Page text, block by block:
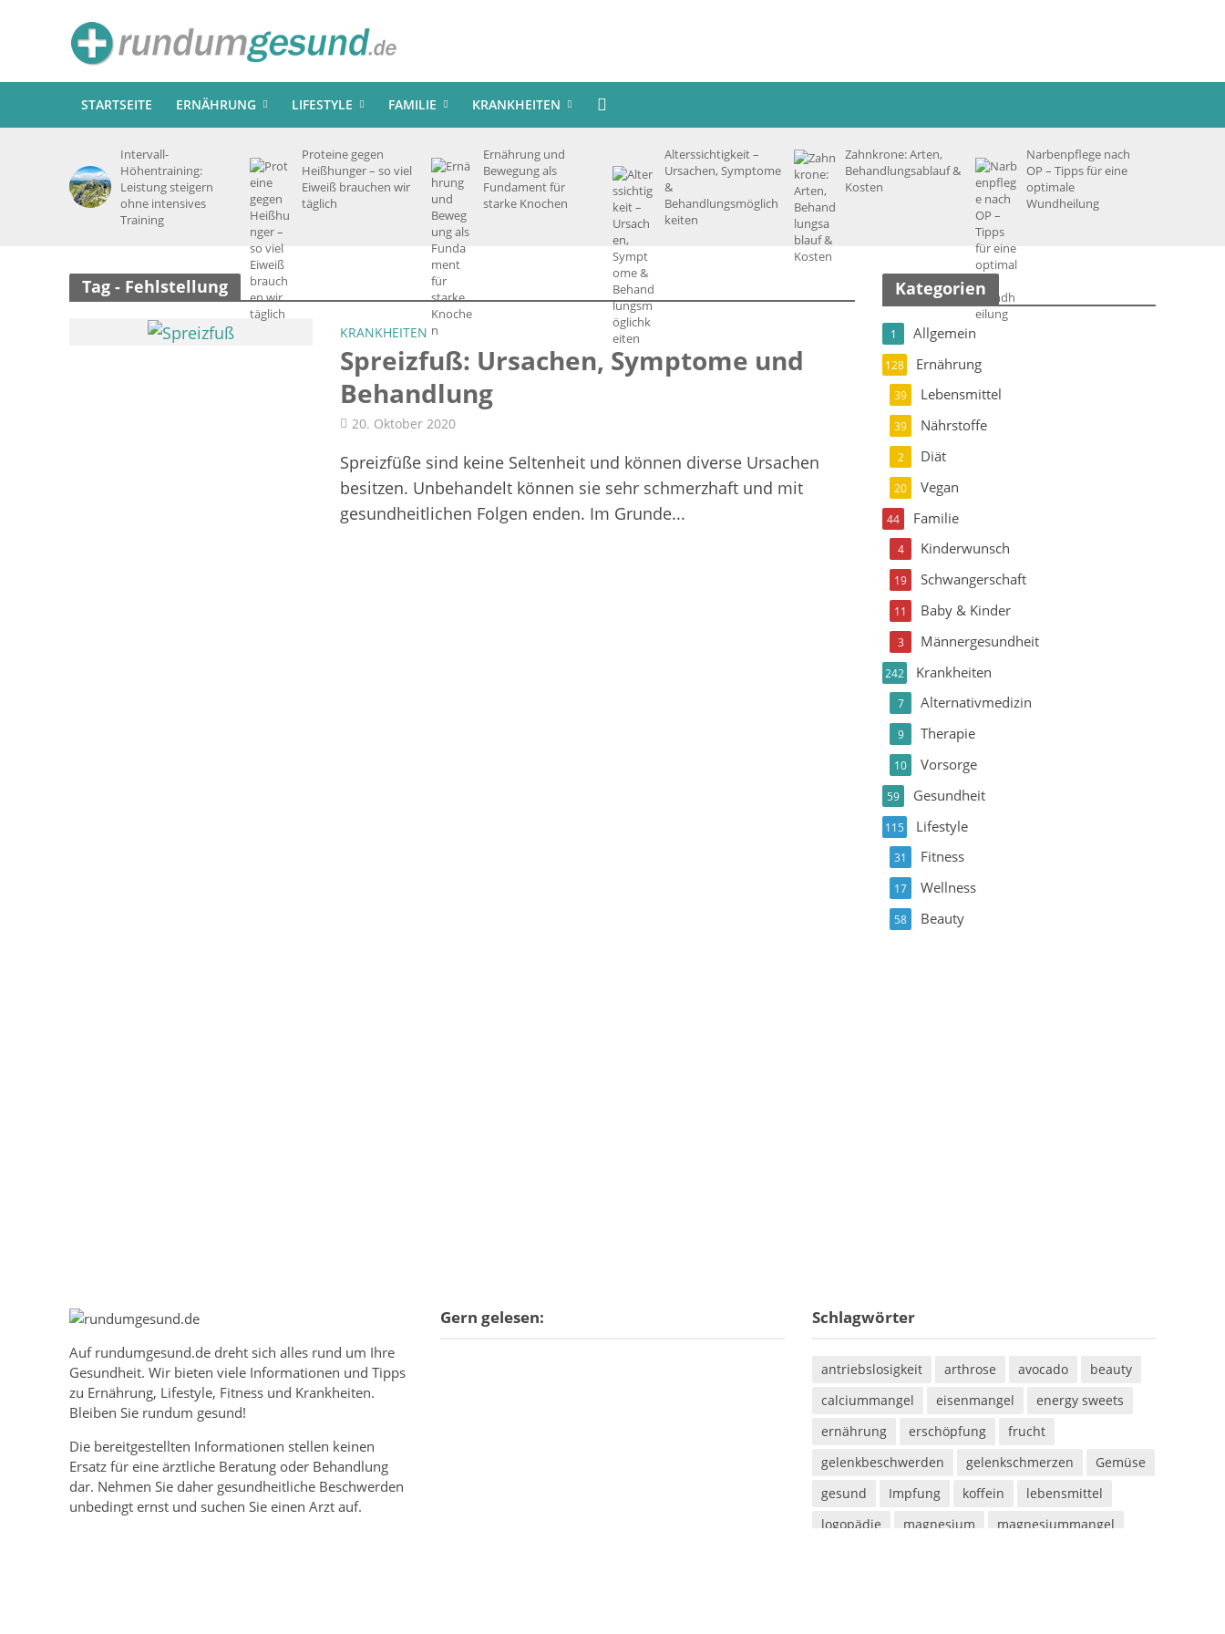
STARTSEITE ERNÄHRUNG LIFESTYLE FAMILIE KRANKHEITEN
Intervall-
Höhentraining:
Leistung steigern
ohne intensives
Training
Proteine gegen
Heißhunger – so viel
Eiweiß brauchen wir
täglich
Ernährung und
Bewegung als
Fundament für
starke Knochen
Alterssichtigkeit –
Ursachen, Symptome
&
Behandlungsmöglich
keiten
Zahnkrone: Arten,
Behandlungsablauf &
Kosten
Narbenpflege nach
OP – Tipps für eine
optimale
Wundheilung
Tag - Fehlstellung
KRANKHEITEN
Spreizfuß: Ursachen, Symptome und
Behandlung
20. Oktober 2020
Spreizfüße sind keine Seltenheit und können diverse Ursachen
besitzen. Unbehandelt können sie sehr schmerzhaft und mit
gesundheitlichen Folgen enden. Im Grunde...
Kategorien
Allgemein
1
Ernährung
128
Lebensmittel
39
Nährstoffe
39
Diät
2
Vegan
20
Familie
44
Kinderwunsch
4
Schwangerschaft
19
Baby & Kinder
11
Männergesundheit
3
Krankheiten
242
Alternativmedizin
7
Therapie
9
Vorsorge
10
Gesundheit
59
Lifestyle
115
Fitness
31
Wellness
17
Beauty
58
Auf rundumgesund.dedreht sich alles rund um Ihre
Gesundheit. Wir bieten viele Informationen und Tipps
zu Ernährung, Lifestyle, Fitness und Krankheiten.
Bleiben Sie rundum gesund!
Die bereitgestellten Informationen stellen keinen
Ersatz für eine ärztliche Beratung oder Behandlung
dar. Nehmen Sie daher gesundheitliche Beschwerden
unbedingt ernst und suchen Sie einen Arzt auf.
Gern gelesen: Schlagwörter
antriebslosigkeit arthrose avocado
beauty
calciummangel
eisenmangel
energy sweets
ernährung
erschöpfung
frucht
gelenkbeschwerden
gelenkschmerzen
Gemüse
gesund
Impfung koffein
lebensmittel
logopädie
magnesium
magnesiummangel